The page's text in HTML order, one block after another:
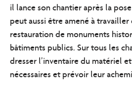
il lance son chantieraprès la
peut aussi être amené à travailler
restauration de monuments
bâtiments publics. Sur tous les
dresser l’inventaire du matériel
nécessaires et prévoir leur